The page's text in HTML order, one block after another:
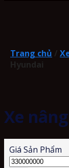
Trang chủ /
Hyundai
Xe
Giá Sản Phẩm